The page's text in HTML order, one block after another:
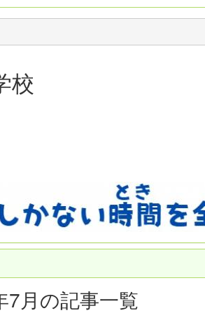
校
7月の記事一覧